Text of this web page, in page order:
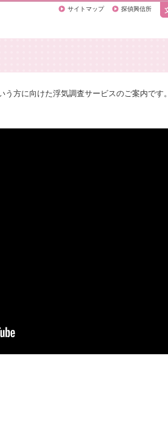
方に向けた浮気調査サービスのご案内です。
サイトマップ 探偵興信所